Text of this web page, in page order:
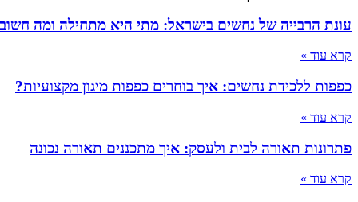
עונת הרבייה של נחשים בישראל: מתי היא מתחילה ומה
קרא עוד »
כפפות ללכידת נחשים: איך בוחרים כפפות מיגון מקצועיות?
קרא עוד »
פתרונות תאורה לבית ולעסק: איך מתכננים תאורה נכונה
קרא עוד »